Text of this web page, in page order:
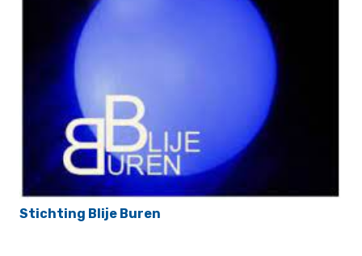
Stichting Blije Buren